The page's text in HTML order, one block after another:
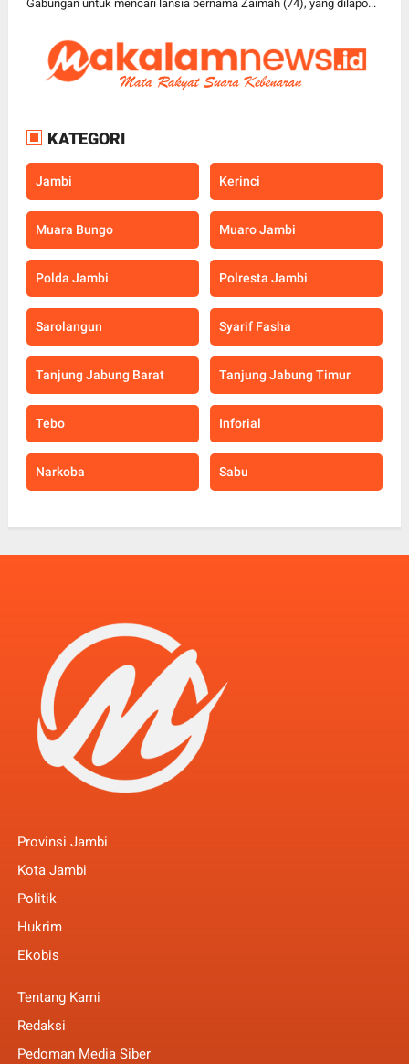
Gabungan untuk mencari lansia bernama Zaimah (74), yang dilapo...
KATEGORI
Jambi Kerinci
Muara Bungo Muaro Jambi
Polda Jambi Polresta Jambi
Sarolangun Syarif Fasha
Tanjung Jabung Barat Tanjung Jabung Timur
Tebo Inforial
Narkoba Sabu
Provinsi Jambi
Kota Jambi
Politik
Hukrim
Ekobis
Tentang Kami
Redaksi
Pedoman Media Siber